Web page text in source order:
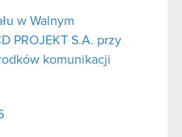
w Walnym
PROJEKT S.A. przy
komunikacji